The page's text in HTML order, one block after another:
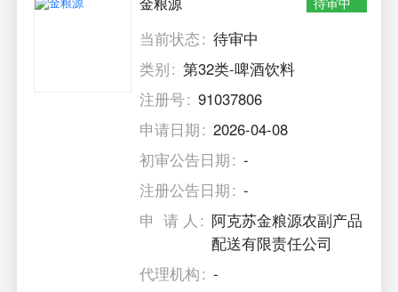
金粮源 待审中
当前状态
待审中
类别
第32类-啤酒饮料
注册号
91037806
申请日期
2026-04-08
初审公告日期
-
注册公告日期
-
申 请 人
阿克苏金粮源农副产品
配送有限责任公司
代理机构
-